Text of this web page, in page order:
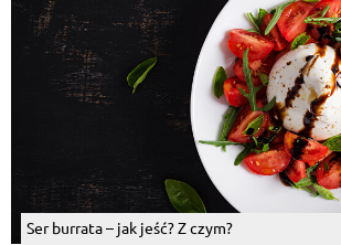
Ser burrata – jak jeść? Z czym?